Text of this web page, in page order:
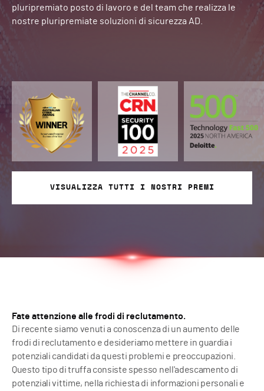
pluripremiato posto di lavoro e del team che realizza le
nostre pluripremiate soluzioni di sicurezza AD.
VISUALIZZA TUTTI I NOSTRI PREMI
Fate attenzione alle frodi di reclutamento.
Di recente siamo venuti a conoscenza di un aumento delle
frodi di reclutamento e desideriamo mettere in guardia i
potenziali candidati da questi problemi e preoccupazioni.
Questo tipo di truffa consiste spesso nell'adescamento di
potenziali vittime, nella richiesta di informazioni personali e